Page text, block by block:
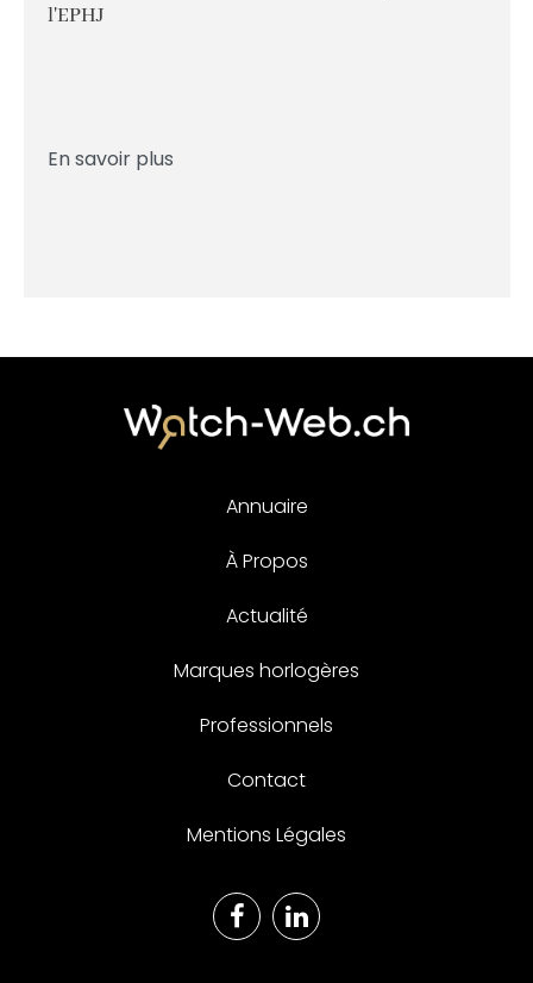
l'EPHJ
En savoir plus
Annuaire
À Propos
Actualité
Marques horlogères
Professionnels
Contact
Mentions Légales